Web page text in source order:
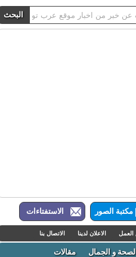
الصور الاستفتاءات
الاعلان لدينا الاتصال بنا
و الجمال مقالات